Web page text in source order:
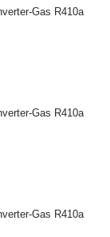
Gas R410a
Gas R410a
Gas R410a